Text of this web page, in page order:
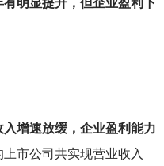
增速放缓，企业盈利能力
市公司共实现营业收入